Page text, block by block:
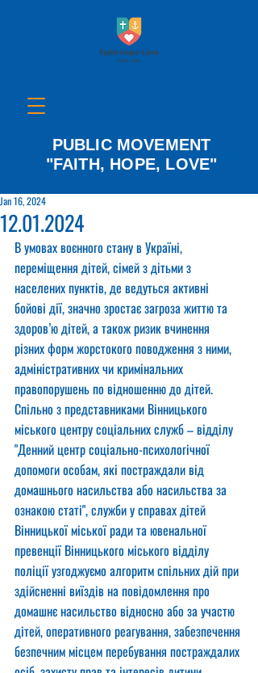
PUBLIC MOVEMENT
"FAITH, HOPE, LOVE"
12.01.2024
Jan 16, 2024
В умовах воєнного стану в Україні,
переміщення дітей, сімей з дітьми з
населених пунктів, де ведуться активні
бойові дії, значно зростає загроза життю та
здоров’ю дітей, а також ризик вчинення
різних форм жорстокого поводження з ними,
адміністративних чи кримінальних
правопорушень по відношенню до дітей.
Спільно з представниками Вінницького
міського центру соціальних служб – відділу
"Денний центр соціально-психологічної
допомоги особам, які постраждали від
домашнього насильства або насильства за
ознакою статі", служби у справах дітей
Вінницької міської ради та ювенальної
превенції Вінницького міського відділу
поліції узгоджуємо алгоритм спільних дій при
здійсненні виїздів на повідомлення про
домашнє насильство відносно або за участю
дітей, оперативного реагування, забезпечення
безпечним місцем перебування постраждалих